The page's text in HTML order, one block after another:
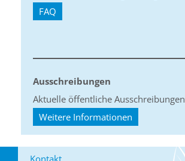
FAQ
Ausschreibungen
Aktuelle öffentliche Ausschreibungen
Weitere Informationen
Kontakt